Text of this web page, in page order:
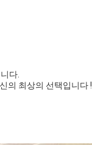
다.
의 최상의 선택입니다 !